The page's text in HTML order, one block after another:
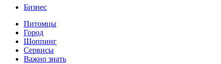
Бизнес
Питомцы
Город
Шоппинг
Сервисы
Важно знать